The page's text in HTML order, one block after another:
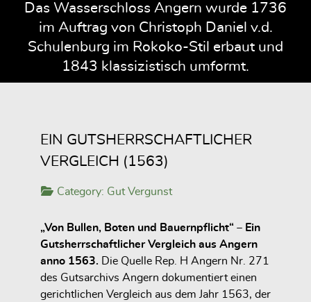
Das Wasserschloss Angern wurde 1736
im Auftrag von Christoph Daniel v.d.
Schulenburg im Rokoko-Stil erbaut und
1843 klassizistisch umformt.
EIN GUTSHERRSCHAFTLICHER
VERGLEICH (1563)
Category: Gut Vergunst
„Von Bullen, Boten und Bauernpflicht“ – Ein
Gutsherrschaftlicher Vergleich aus Angern
anno 1563.
Die Quelle Rep. H Angern Nr. 271
des Gutsarchivs Angern dokumentiert einen
gerichtlichen Vergleich aus dem Jahr 1563, der